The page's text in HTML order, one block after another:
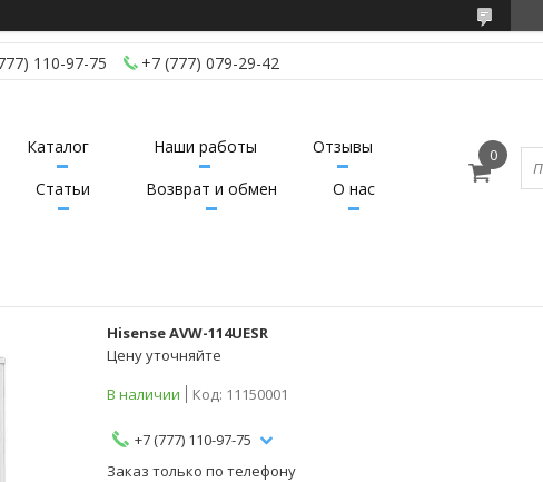
110-97-75 +7 (777) 079-29-42
Каталог Наши работы
Отзывы
Статьи Возврат и обмен О нас
Hisense AVW-114UESR
Цену уточняйте
В наличии
Код: 11150001
+7 (777) 110-97-75
Заказ только по телефону